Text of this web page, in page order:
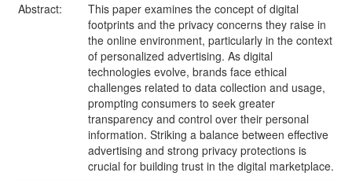
Abstract:
This paper examines the concept of digital
footprints and the privacy concerns they raise in
the online environment, particularly in the context
of personalized advertising. As digital
technologies evolve, brands face ethical
challenges related to data collection and usage,
prompting consumers to seek greater
transparency and control over their personal
information. Striking a balance between effective
advertising and strong privacy protections is
crucial for building trust in the digital marketplace.